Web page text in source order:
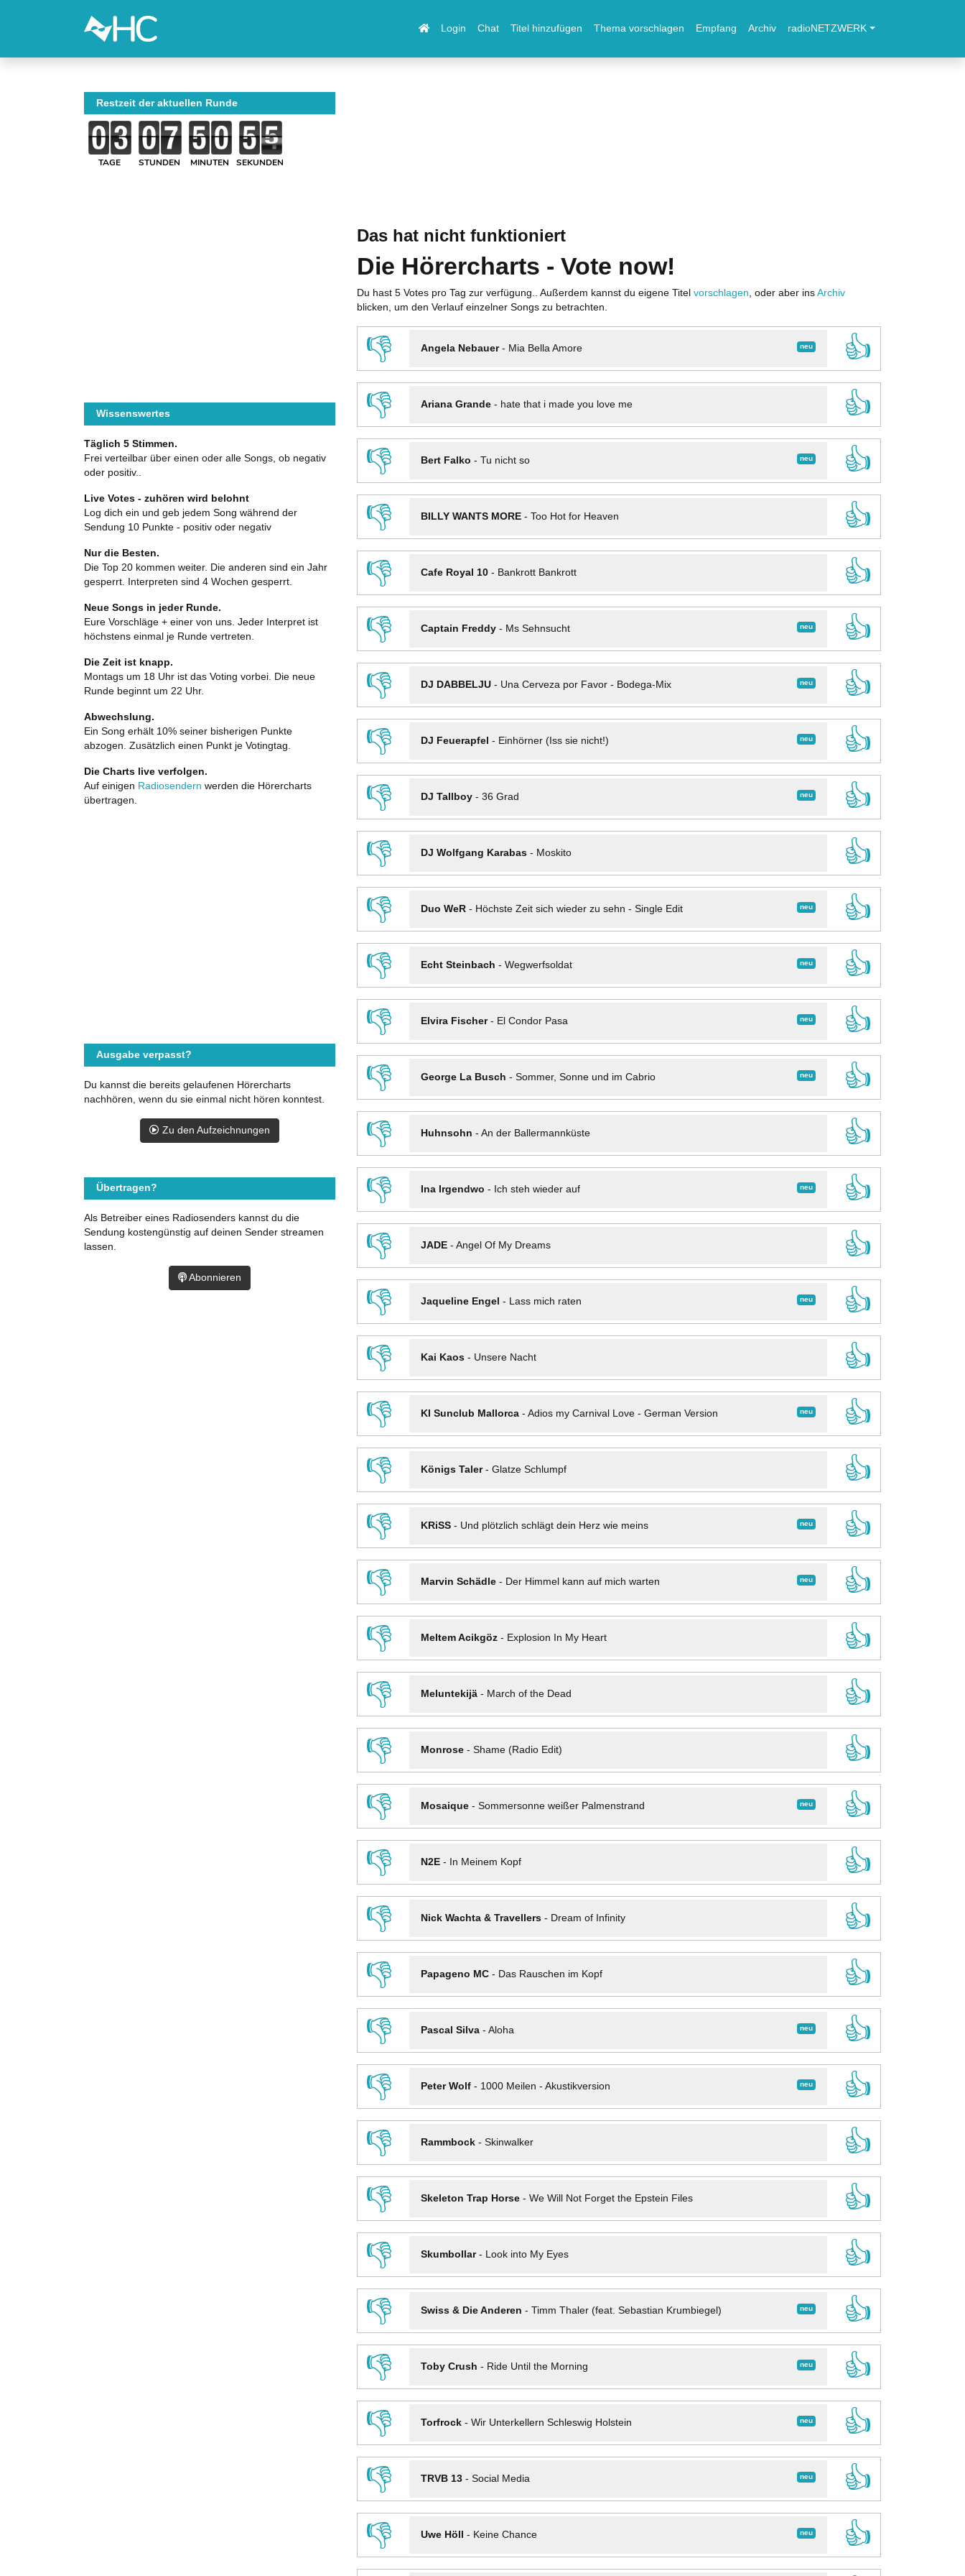
Login Chat Titel hinzufügen Thema vorschlagen Empfang Archiv radioNETZWERK
Das hat nicht funktioniert
Die Hörercharts - Vote now!
Du hast 5 Votes pro Tag zur verfügung.. Außerdem kannst du eigene Titel vorschlagen , oder aber ins Archiv
blicken, um den Verlauf einzelner Songs zu betrachten.
👎 neu
Angela Nebauer- Mia Bella Amore
👍
👎
Ariana Grande- hate that i made you love me
👍
👎
neu
Bert Falko - Tu nicht so
👍
👎
BILLY WANTS MORE- Too Hot for Heaven
👍
👎
Cafe Royal 10- Bankrott Bankrott
👍
👎
neu
Captain Freddy- Ms Sehnsucht
👍
👎
neu
DJ DABBELJU- Una Cerveza por Favor - Bodega-Mix
👍
👎
neu
DJ Feuerapfel - Einhörner (Iss sie nicht!)
👍
👎
neu
DJ Tallboy- 36 Grad
👍
👎
DJ Wolfgang Karabas- Moskito
👍
👎
neu
Duo WeR- Höchste Zeit sich wieder zu sehn - Single Edit
👍
👎
neu
Echt Steinbach - Wegwerfsoldat
👍
👎
neu
Elvira Fischer- El Condor Pasa
👍
👎
neu
George La Busch - Sommer, Sonne und im Cabrio
👍
👎
Huhnsohn - An der Ballermannküste
👍
👎
neu
Ina Irgendwo - Ich steh wieder auf
👍
👎
JADE- Angel Of My Dreams
👍
👎
neu
Jaqueline Engel - Lass mich raten
👍
👎
Kai Kaos- Unsere Nacht
👍
👎
neu
KI Sunclub Mallorca- Adios my Carnival Love - German Version
👍
👎
Königs Taler- Glatze Schlumpf
👍
👎
neu
KRiSS- Und plötzlich schlägt dein Herz wie meins
👍
👎
neu
Marvin Schädle- Der Himmel kann auf mich warten
👍
👎
Meltem Acikgöz- Explosion In My Heart
👍
👎
Meluntekijä- March of the Dead
👍
👎
Monrose- Shame (Radio Edit)
👍
👎
neu
Mosaique- Sommersonne weißer Palmenstrand
👍
👎
N2E- In Meinem Kopf
👍
👎
Nick Wachta & Travellers- Dream of Infinity
👍
👎
Papageno MC- Das Rauschen im Kopf
👍
👎
neu
Pascal Silva- Aloha
👍
👎
neu
Peter Wolf- 1000 Meilen - Akustikversion
👍
👎
Rammbock- Skinwalker
👍
👎
Skeleton Trap Horse- We Will Not Forget the Epstein Files
👍
👎
Skumbollar- Look into My Eyes
👍
👎
neu
Swiss & Die Anderen - Timm Thaler (feat. Sebastian Krumbiegel)
👍
👎
neu
Toby Crush - Ride Until the Morning
👍
👎
neu
Torfrock- Wir Unterkellern Schleswig Holstein
👍
👎
neu
TRVB 13- Social Media
👍
👎
neu
Uwe Höll - Keine Chance
👍
Restzeit der aktuellen Runde
TAGE STUNDEN MINUTEN SEKUNDEN
Wissenswertes
Täglich 5 Stimmen.
Frei verteilbar über einen oder alle Songs, ob negativ
oder positiv..
Live Votes - zuhören wird belohnt
Log dich ein und geb jedem Song während der
Sendung 10 Punkte - positiv oder negativ
Nur die Besten.
Die Top 20 kommen weiter. Die anderen sind ein Jahr
gesperrt. Interpreten sind 4 Wochen gesperrt.
Neue Songs in jeder Runde.
Eure Vorschläge + einer von uns. Jeder Interpret ist
höchstens einmal je Runde vertreten.
Die Zeit ist knapp.
Montags um 18 Uhr ist das Voting vorbei. Die neue
Runde beginnt um 22 Uhr.
Abwechslung.
Ein Song erhält 10% seiner bisherigen Punkte
abzogen. Zusätzlich einen Punkt je Votingtag.
Die Charts live verfolgen.
Auf einigen Radiosendern werden die Hörercharts
übertragen.
Ausgabe verpasst?
Du kannst die bereits gelaufenen Hörercharts
nachhören, wenn du sie einmal nicht hören konntest.
Zu den Aufzeichnungen
Übertragen?
Als Betreiber eines Radiosenders kannst du die
Sendung kostengünstig auf deinen Sender streamen
lassen.
Abonnieren